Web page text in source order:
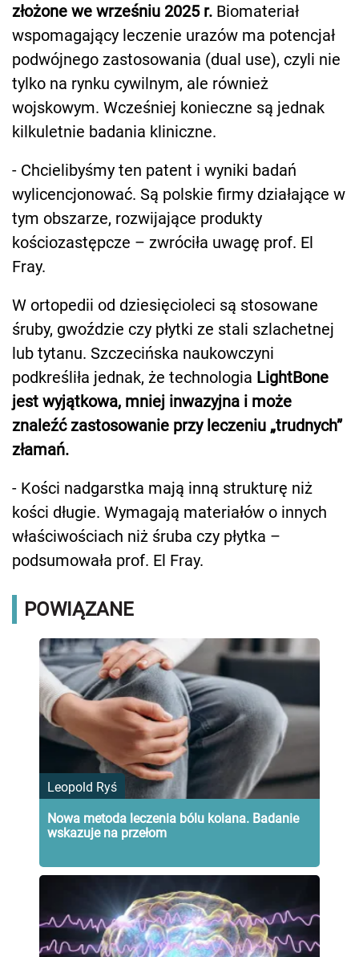
złożone we wrześniu 2025 r. Biomateriał
wspomagający leczenie urazów ma potencjał
podwójnego zastosowania (dual use), czyli nie
tylko na rynku cywilnym, ale również
wojskowym. Wcześniej konieczne są jednak
kilkuletnie badania kliniczne.
- Chcielibyśmy ten patent i wyniki badań
wylicencjonować. Są polskie firmy działające w
tym obszarze, rozwijające produkty
kościozastępcze – zwróciła uwagę prof. El
Fray.
W ortopedii od dziesięcioleci są stosowane
śruby, gwoździe czy płytki ze stali szlachetnej
lub tytanu. Szczecińska naukowczyni
podkreśliła jednak, że technologia LightBone
jest wyjątkowa, mniej inwazyjna i może
znaleźć zastosowanie przy leczeniu „trudnych”
złamań.
- Kości nadgarstka mają inną strukturę niż
kości długie. Wymagają materiałów o innych
właściwościach niż śruba czy płytka –
podsumowała prof. El Fray.
POWIĄZANE
Leopold Ryś
Nowa metoda leczenia bólu kolana. Badanie
wskazuje na przełom